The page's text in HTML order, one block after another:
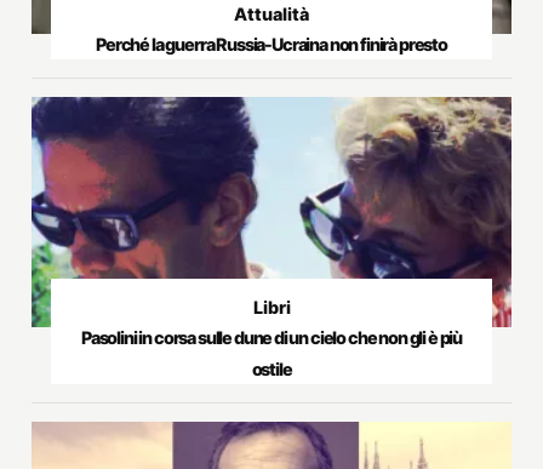
Attualità
Perché la guerra Russia-Ucraina non finirà presto
Libri
Pasolini in corsa sulle dune di un cielo che non gli è più
ostile